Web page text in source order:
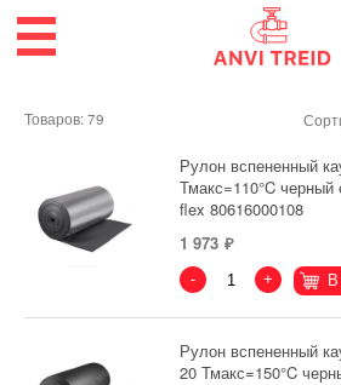
Товаров: 79
Рулон вспененный
Тмакс=110°C
flex 80616000108
1 973
- + В
Рулон вспененный
20 Тмакс=150°C